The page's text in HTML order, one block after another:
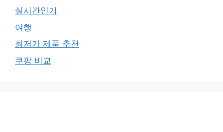
실시간인기
여행
최저가 제품 추천
쿠팡 비교